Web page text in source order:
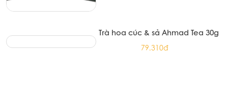
Trà hoa cúc & sả Ahmad Tea 30g
79.310đ